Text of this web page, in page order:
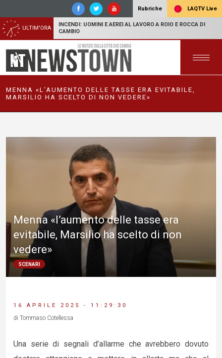
Rubriche LAQTV Live
ULTIM'ORA
INCENDI: UOMINI E AEREI AL LAVORO A ROIO E ROCCA DI
CAMBIO
MENNA «L’AUMENTO DELLE TASSE ERA EVITABILE,
MARSILIO HA SCELTO DI NON VEDERE»
Menna «l’aumento delle tasse era
evitabile, Marsilio ha scelto di non
vedere»
SCENARI
16 APRILE 2025 - 11:29:30
di Tommaso Cotellessa
Una serie di segnali d’allarme che avrebbero dovuto